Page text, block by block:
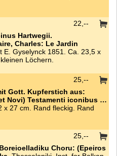
Hartwegii.
Charles: Le Jardin
E. Gyselynck 1851. Ca. 23,5 x
Löchern.
22,--
Gott. Kupferstich aus:
Novi) Testamenti iconibus …
x 27 cm. Rand fleckig. Rand
25,--
Choru: (Epeiros
25,--